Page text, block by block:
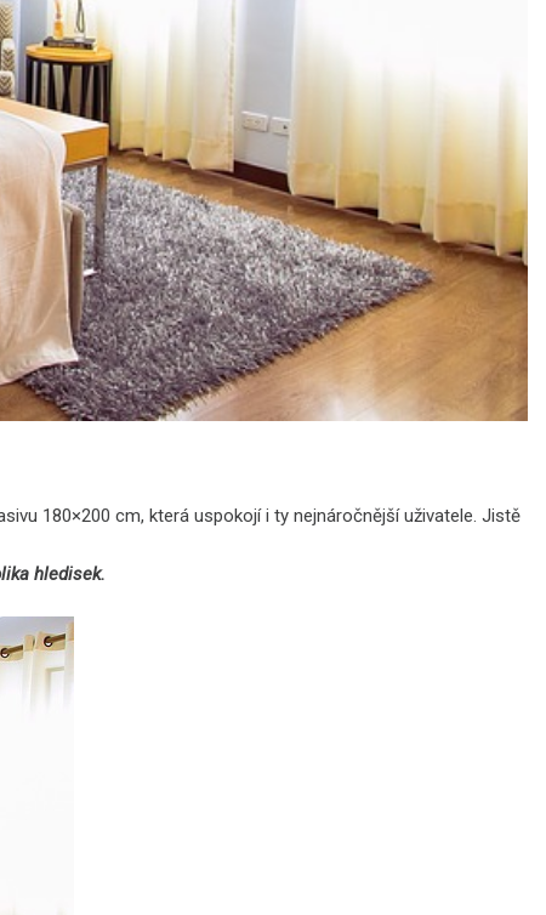
180×200 cm, která uspokojí i ty nejnáročnější uživatele. Jistě
hledisek.